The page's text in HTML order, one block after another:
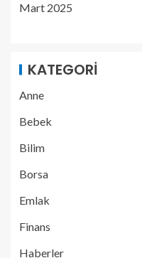
Mart 2025
KATEGORI
Anne
Bebek
Bilim
Borsa
Emlak
Finans
Haberler